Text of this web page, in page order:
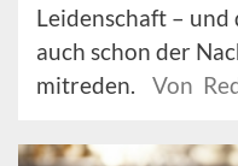
Leidenschaft –
auch schon der
mitreden.
Von